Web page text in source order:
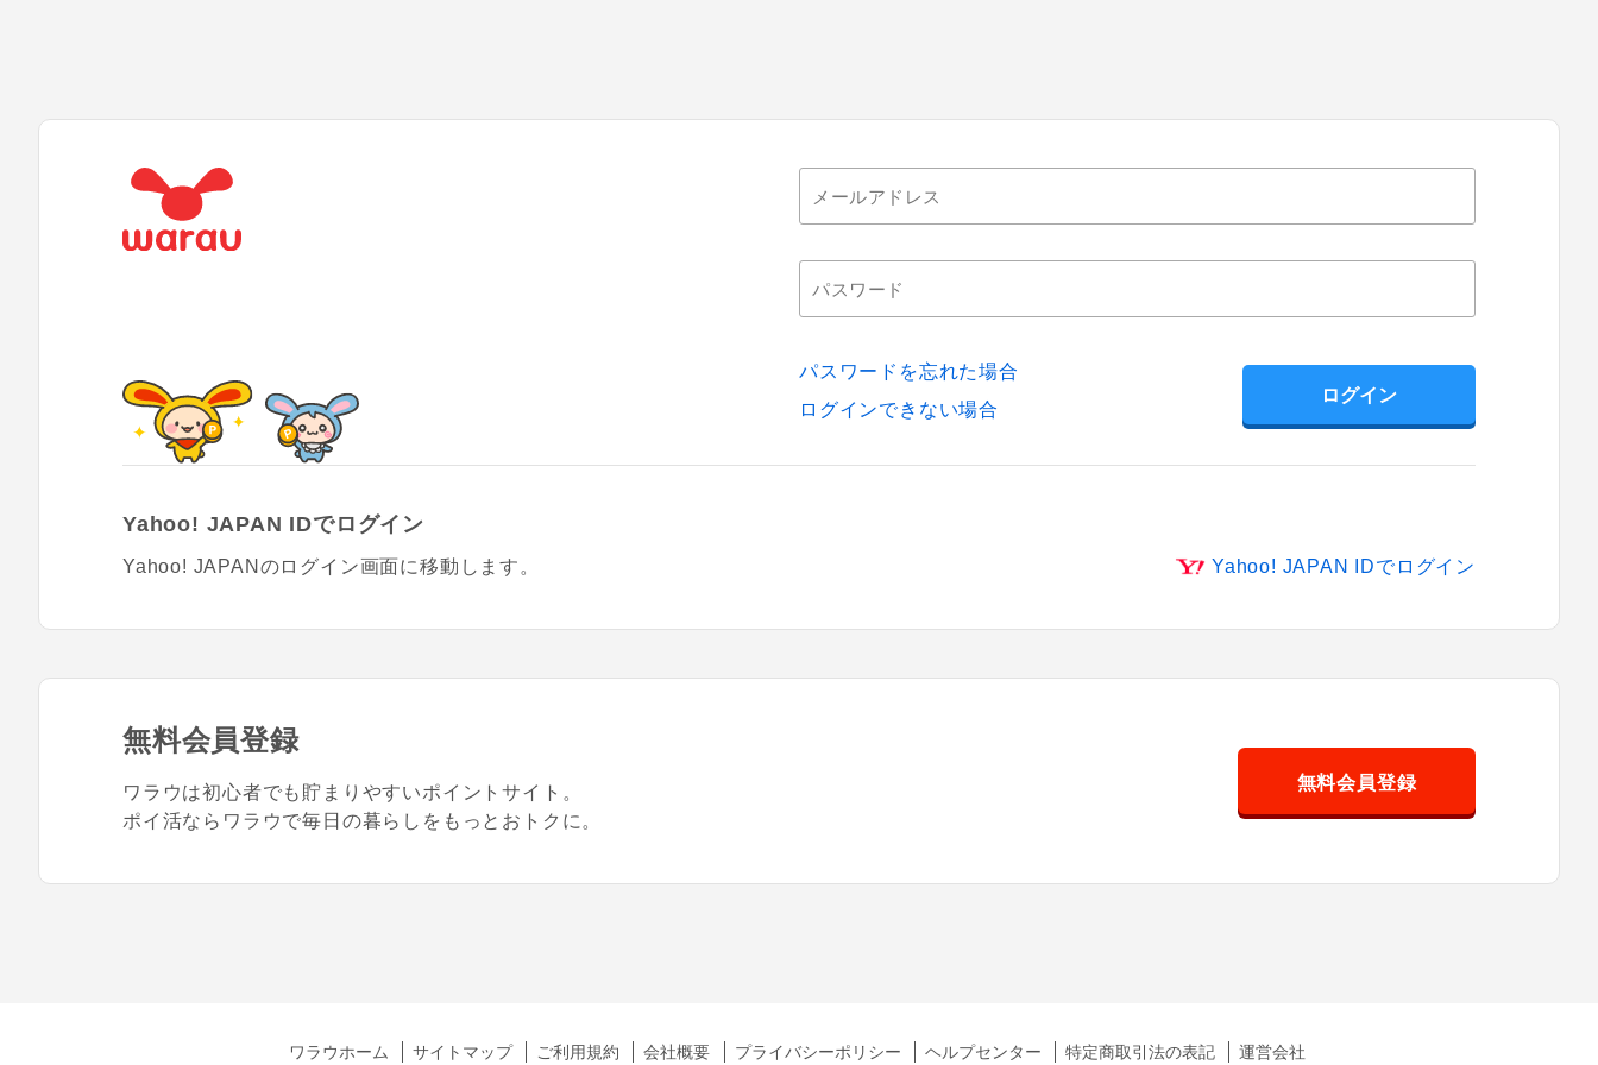
パスワードを忘れた場合
ログインできない場合
Yahoo! JAPAN IDでログイン
Yahoo! JAPANのログイン画面に移動します。 Yahoo! JAPAN IDでログイン
無料会員登録
ワラウは初心者でも貯まりやすいポイントサイト。
ポイ活ならワラウで毎日の暮らしをもっとおトクに。
無料会員登録
ワラウホーム サイトマップ ご利用規約 会社概要 プライバシーポリシー ヘルプセンター 特定商取引法の表記 運営会社